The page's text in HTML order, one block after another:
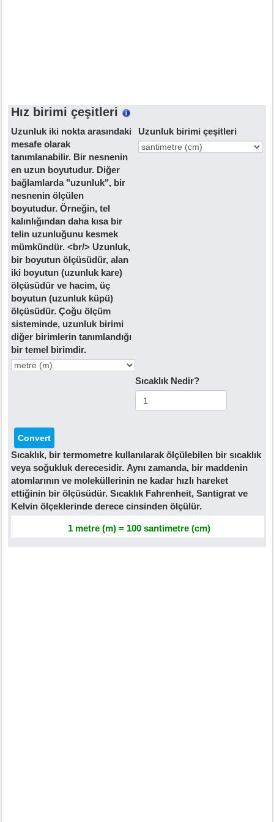
Hız birimi çeşitleri
Uzunluk iki nokta arasındaki
mesafe olarak
tanımlanabilir. Bir nesnenin
en uzun boyutudur. Diğer
bağlamlarda "uzunluk", bir
nesnenin ölçülen
boyutudur. Örneğin, tel
kalınlığından daha kısa bir
telin uzunluğunu kesmek
mümkündür. <br/> Uzunluk,
bir boyutun ölçüsüdür, alan
iki boyutun (uzunluk kare)
ölçüsüdür ve hacim, üç
boyutun (uzunluk küpü)
ölçüsüdür. Çoğu ölçüm
sisteminde, uzunluk birimi
diğer birimlerin tanımlandığı
bir temel birimdir.
Uzunluk birimi çeşitleri
Sıcaklık Nedir?
Sıcaklık, bir termometre kullanılarak ölçülebilen bir sıcaklık
veya soğukluk derecesidir. Aynı zamanda, bir maddenin
atomlarının ve moleküllerinin ne kadar hızlı hareket
ettiğinin bir ölçüsüdür. Sıcaklık Fahrenheit, Santigrat ve
Kelvin ölçeklerinde derece cinsinden ölçülür.
1 metre (m) = 100 santimetre (cm)